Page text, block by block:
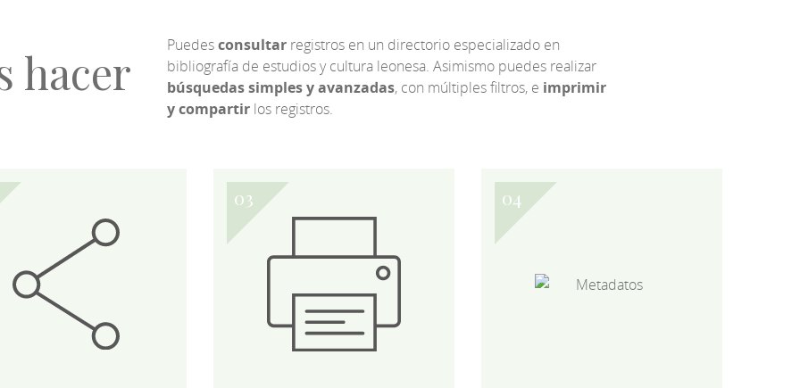
hacer Puedesconsultarregistros en un directorio especializado en
bibliografía de estudios y cultura leonesa. Asimismo puedes realizar
búsquedas simples y avanzadas, con múltiples filtros, e imprimir
y compartirlos registros.